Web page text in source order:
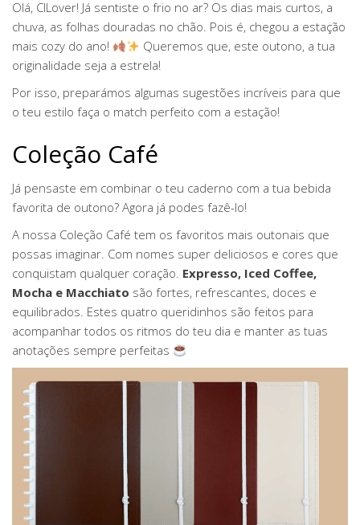
Olá, CILover! Já sentiste o frio no ar? Os dias mais curtos, a
chuva, as folhas douradas no chão. Pois é, chegou a estação
mais cozy do ano!
Queremos que, este outono, a tua
originalidade seja a estrela!
Por isso, preparámos algumas sugestões incríveis para que
o teu estilo faça o match perfeito com a estação!
Coleção Café
Já pensaste em combinar o teu caderno com a tua bebida
favorita de outono? Agora já podes fazê-lo!
A nossa Coleção Café tem os favoritos mais outonais que
possas imaginar. Com nomes super deliciosos e cores que
conquistam qualquer coração. Expresso, Iced Coffee,
Mocha e Macchiato são fortes, refrescantes, doces e
equilibrados. Estes quatro queridinhos são feitos para
acompanhar todos os ritmos do teu dia e manter as tuas
anotações sempre perfeitas